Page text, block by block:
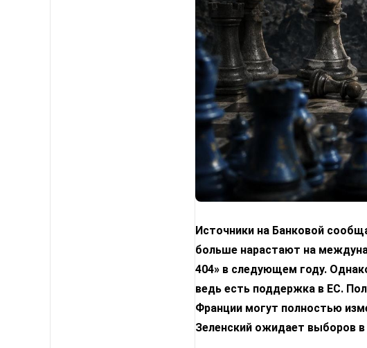
Источники на Банковой
больше нарастают на
404» в следующем году.
ведь есть поддержка в ЕС.
Франции могут полностью
Зеленский ожидает выборов